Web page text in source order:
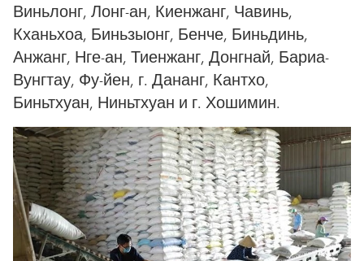
Виньлонг, Лонг-ан, Киенжанг, Чавинь,
Кханьхоа, Биньзыонг, Бенче, Биньдинь,
Анжанг, Нге-ан, Тиенжанг, Донгнай, Бариа-
Вунгтау, Фу-йен, г. Дананг, Кантхо,
Биньтхуан, Ниньтхуан и г. Хошимин.